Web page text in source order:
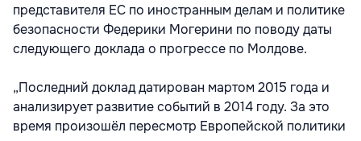
представителя ЕС по иностранным делам и политике
безопасности Федерики Могерини по поводу даты
следующего доклада о прогрессе по Молдове.
„Последний доклад датирован мартом 2015 года и
анализирует развитие событий в 2014 году. За это
время произошёл пересмотр Европейской политики